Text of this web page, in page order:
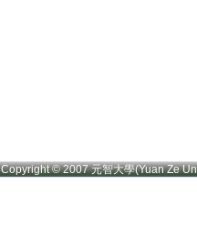
Copyright © 2007 元智大學(Yuan Ze